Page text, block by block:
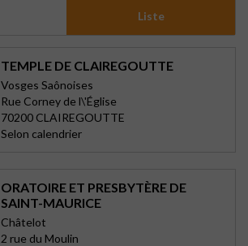
Liste
TEMPLE DE CLAIREGOUTTE
Vosges Saônoises
Rue Corney de l\'Église
70200 CLAIREGOUTTE
Selon calendrier
ORATOIRE ET PRESBYTÈRE DE
SAINT-MAURICE
Châtelot
2 rue du Moulin